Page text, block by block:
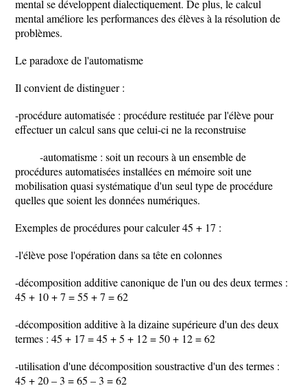
mental se développent dialectiquement. De plus, le calcul
mental améliore les performances des élèves à la résolution de
problèmes.
Le paradoxe de l'automatisme
Il convient de distinguer :
-procédure automatisée : procédure restituée par l'élève pour
effectuer un calcul sans que celui-ci ne la reconstruise
-automatisme : soit un recours à un ensemble de
procédures automatisées installées en mémoire soit une
mobilisation quasi systématique d'un seul type de procédure
quelles que soient les données numériques.
Exemples de procédures pour calculer 45 + 17 :
-l'élève pose l'opération dans sa tête en colonnes
-décomposition additive canonique de l'un ou des deux termes :
45 + 10 + 7 = 55 + 7 = 62
-décomposition additive à la dizaine supérieure d'un des deux
termes : 45 + 17 = 45 + 5 + 12 = 50 + 12 = 62
-utilisation d'une décomposition soustractive d'un des termes :
45 + 20 – 3 = 65 – 3 = 62